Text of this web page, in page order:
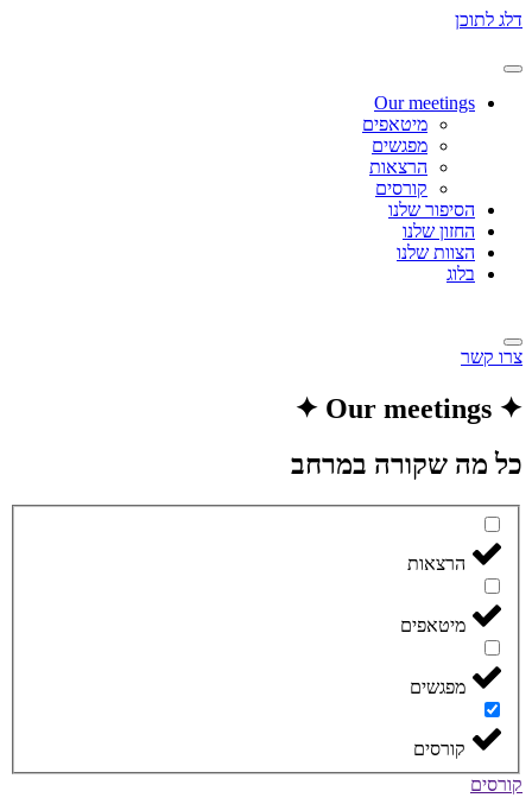
דלג לתוכן
Our meetings
מיטאפים
מפגשים
הרצאות
קורסים
הסיפור שלנו
החזון שלנו
הצוות שלנו
בלוג
צרו קשר
✦ Our meetings ✦
כל מה שקורה במרחב
הרצאות
מיטאפים
מפגשים
קורסים
קורסים